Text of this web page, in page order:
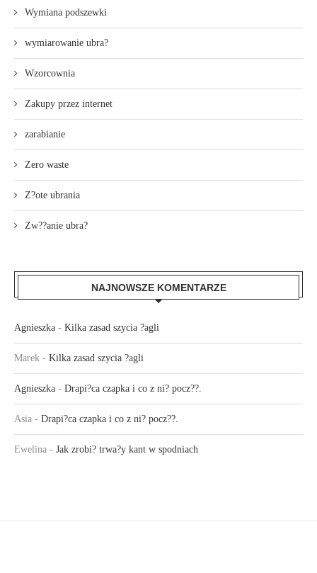
Wymiana podszewki
wymiarowanie ubra?
Wzorcownia
Zakupy przez internet
zarabianie
Zero waste
Z?ote ubrania
Zw??anie ubra?
NAJNOWSZE KOMENTARZE
Agnieszka - Kilka zasad szycia ?agli
Marek - Kilka zasad szycia ?agli
Agnieszka - Drapi?ca czapka i co z ni? pocz??.
Asia - Drapi?ca czapka i co z ni? pocz??.
Ewelina - Jak zrobi? trwa?y kant w spodniach